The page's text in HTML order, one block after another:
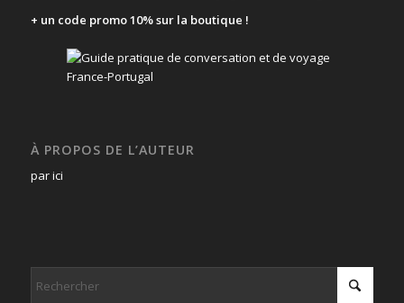
+ un code promo 10% sur la boutique !
À PROPOS DE L’AUTEUR
par ici